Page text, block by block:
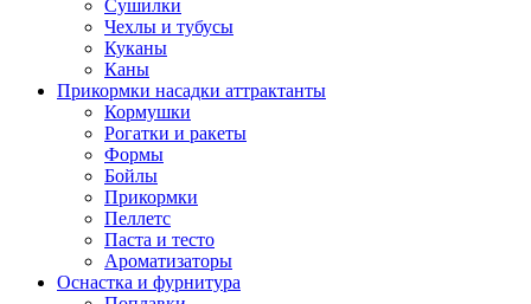
Сушилки
Чехлы и тубусы
Куканы
Каны
Прикормки насадки аттрактанты
Кормушки
Рогатки и ракеты
Формы
Бойлы
Прикормки
Пеллетс
Паста и тесто
Ароматизаторы
Оснастка и фурнитура